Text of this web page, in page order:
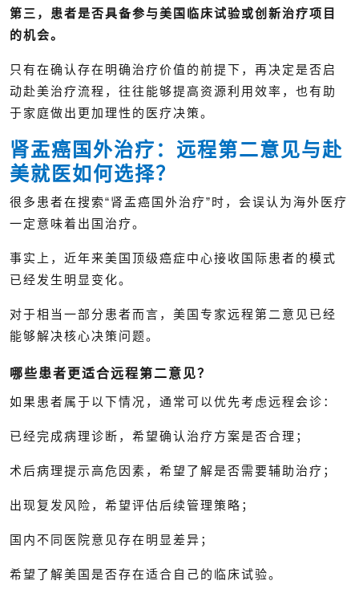
第三，患者是否具备参与美国临床试验或创新治疗项目
的机会。
只有在确认存在明确治疗价值的前提下，再决定是否启
动赴美治疗流程，往往能够提高资源利用效率，也有助
于家庭做出更加理性的医疗决策。
肾盂癌国外治疗：远程第二意见与赴
美就医如何选择？
很多患者在搜索“肾盂癌国外治疗”时，会误认为海外医疗
一定意味着出国治疗。
事实上，近年来美国顶级癌症中心接收国际患者的模式
已经发生明显变化。
对于相当一部分患者而言，美国专家远程第二意见已经
能够解决核心决策问题。
哪些患者更适合远程第二意见？
如果患者属于以下情况，通常可以优先考虑远程会诊：
已经完成病理诊断，希望确认治疗方案是否合理；
术后病理提示高危因素，希望了解是否需要辅助治疗；
出现复发风险，希望评估后续管理策略；
国内不同医院意见存在明显差异；
希望了解美国是否存在适合自己的临床试验。